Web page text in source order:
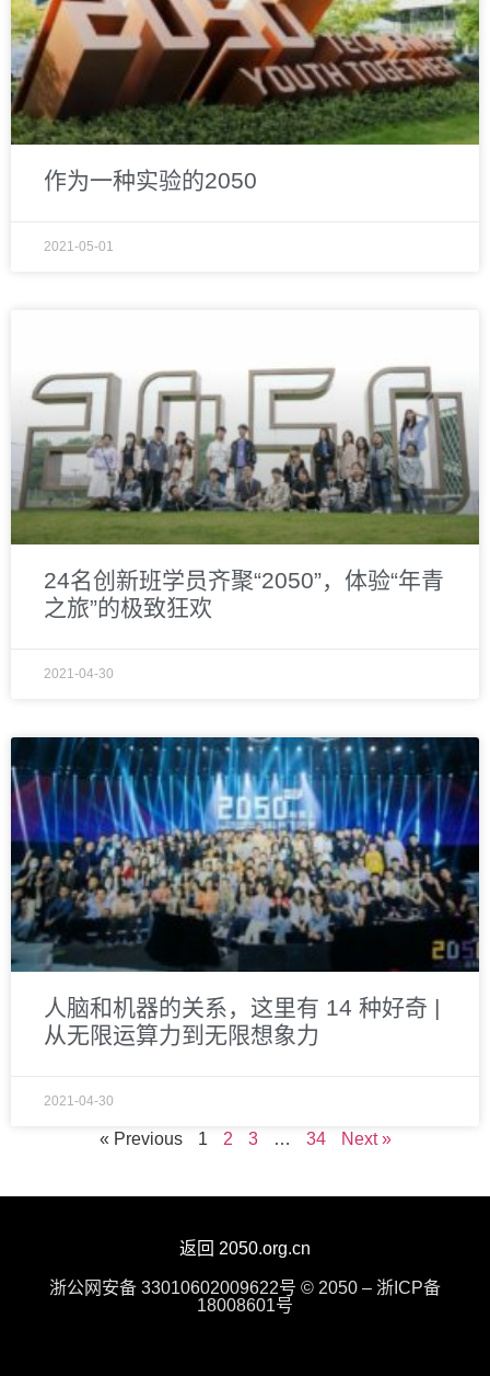
作为一种实验的2050
2021-05-01
24名创新班学员齐聚“2050”，体验“年青
之旅”的极致狂欢
2021-04-30
人脑和机器的关系，这里有 14 种好奇 |
从无限运算力到无限想象力
2021-04-30
« Previous 1 2 3 … 34 Next »
返回 2050.org.cn
浙公网安备 33010602009622号 © 2050 – 浙ICP备
18008601号